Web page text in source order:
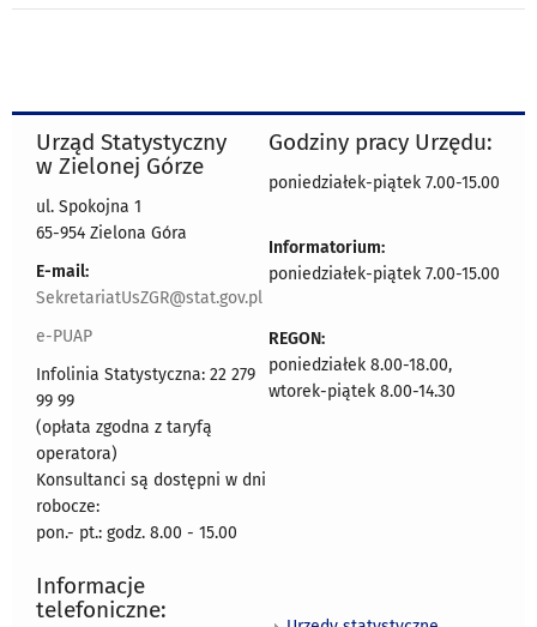
Urząd Statystyczny
w Zielonej Górze
ul. Spokojna 1
65-954 Zielona Góra
E-mail:
SekretariatUsZGR@stat.gov.pl
e-PUAP
Infolinia Statystyczna: 22 279
99 99
(opłata zgodna z taryfą
operatora)
Konsultanci są dostępni w dni
robocze:
pon.- pt.: godz. 8.00 - 15.00
Godziny pracy Urzędu:
poniedziałek-piątek 7.00-15.00
Informatorium:
poniedziałek-piątek 7.00-15.00
REGON:
poniedziałek 8.00-18.00,
wtorek-piątek 8.00-14.30
Informacje
telefoniczne: